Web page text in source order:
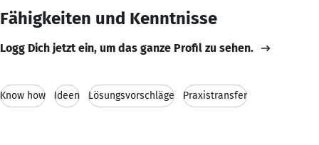
Fähigkeiten und Kenntnisse
Logg Dich jetzt ein, um das ganze Profil zu sehen.
Know how Ideen Lösungsvorschläge Praxistransfer